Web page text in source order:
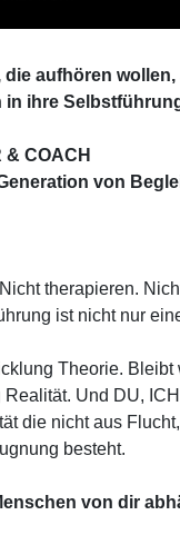
aufhören
ihre
COACH
von
therapieren.
ist nicht nur
Theorie.
Und DU,
die nicht aus
besteht.
von dir